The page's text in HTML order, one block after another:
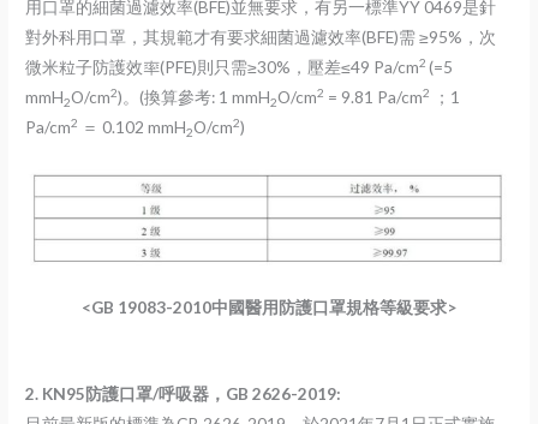
用口罩的細菌過濾效率(BFE)並無要求，有另一標準YY 0469是針
對外科用口罩，其規範才有要求細菌過濾效率(BFE)需 ≥95%，次
微米粒子防護效率(PFE)則只需≥30%，壓差≤49 Pa/cm2 (=5
mmH2O/cm2)。(換算參考: 1 mmH2O/cm2 = 9.81 Pa/cm2
；1
Pa/cm2 ＝ 0.102 mmH2O/cm2)
<GB 19083-2010中國醫用防護口罩規格等級要求>
2. KN95防護口罩/呼吸器，GB 2626-2019: